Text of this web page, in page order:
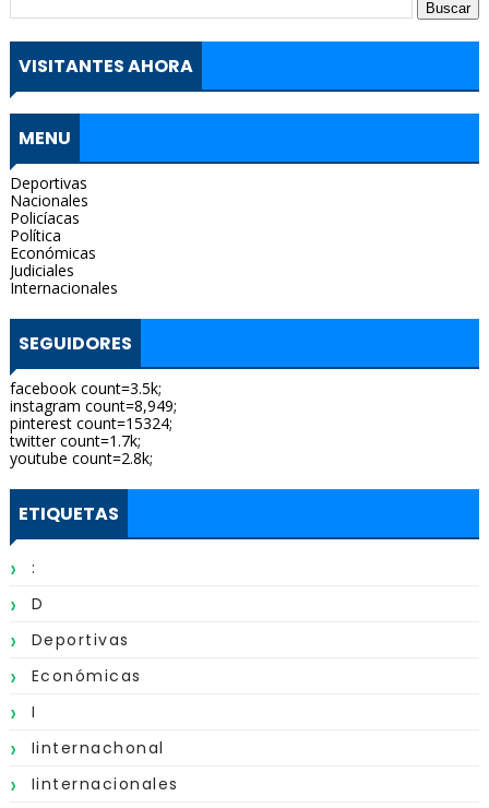
VISITANTES AHORA
MENU
Deportivas
Nacionales
Policíacas
Política
Económicas
Judiciales
Internacionales
SEGUIDORES
facebook count=3.5k;
instagram count=8,949;
pinterest count=15324;
twitter count=1.7k;
youtube count=2.8k;
ETIQUETAS
:
D
Deportivas
Económicas
I
Iinternachonal
Iinternacionales